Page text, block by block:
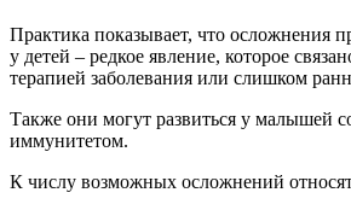
Практика показывает, что осложнения
у детей – редкое явление, которое
терапией заболевания или слишком
Также они могут развиться у малышей
иммунитетом.
К числу возможных осложнений